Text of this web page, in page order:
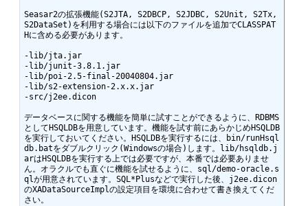
Seasar2の拡張機能(S2JTA, S2DBCP, S2JDBC, S2Unit, S2Tx,
S2DataSet)を利用する場合には以下のファイルを追加でCLASSPAT
Hに含める必要があります。
-lib/jta.jar
-lib/junit-3.8.1.jar
-lib/poi-2.5-final-20040804.jar
-lib/s2-extension-2.x.x.jar
-src/j2ee.dicon
データベースに関する機能を簡単に試すことができるように、RDBMS
としてHSQLDBを用意しています。機能を試す前にあらかじめHSQLDB
を実行しておいてください。HSQLDBを実行するには、bin/runHsql
db.batをダブルクリック(Windowsの場合)します。lib/hsqldb.j
arはHSQLDBを実行する上では必要ですが、本番では必要ありませ
ん。オラクルでも直ぐに機能を試せるように、sql/demo-oracle.s
qlが用意されています。SQL*Plusなどで実行した後、j2ee.dicon
のXADataSourceImplの設定項目を環境に合わせて書き換えてくだ
さい。